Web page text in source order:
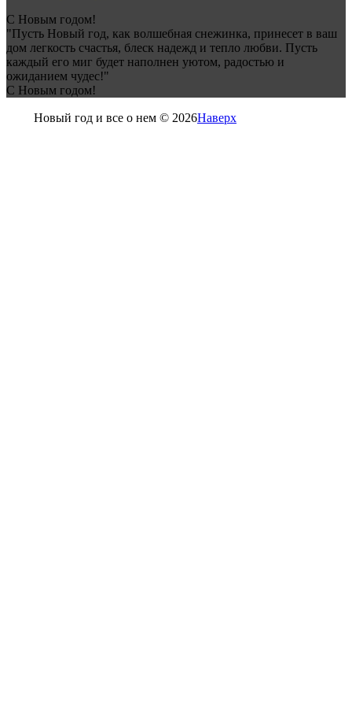
С Новым годом!
"Пусть Новый год, как волшебная снежинка, принесет в ваш
дом легкость счастья, блеск надежд и тепло любви. Пусть
каждый его миг будет наполнен уютом, радостью и
ожиданием чудес!"
С Новым годом!
Новый год и все о нем © 2026Наверх